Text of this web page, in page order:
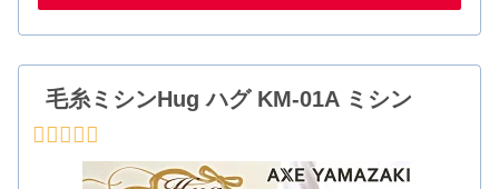
毛糸ミシンHug ハグ KM-01A ミシン